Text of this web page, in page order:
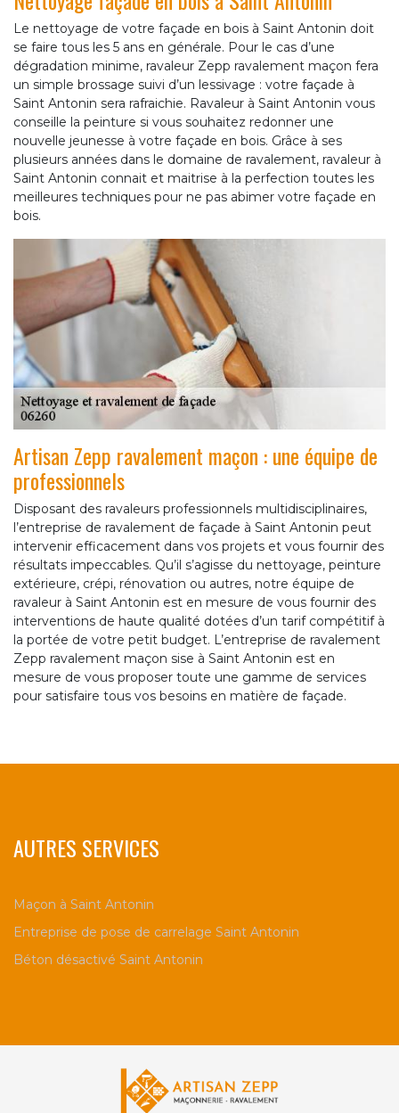
Le nettoyage de votre façade en bois à Saint Antonin doit
se faire tous les 5 ans en générale. Pour le cas d’une
dégradation minime, ravaleur Zepp ravalement maçon fera
un simple brossage suivi d’un lessivage : votre façade à
Saint Antonin sera rafraichie. Ravaleur à Saint Antonin vous
conseille la peinture si vous souhaitez redonner une
nouvelle jeunesse à votre façade en bois. Grâce à ses
plusieurs années dans le domaine de ravalement, ravaleur à
Saint Antonin connait et maitrise à la perfection toutes les
meilleures techniques pour ne pas abimer votre façade en
bois.
Artisan Zepp ravalement maçon : une équipe de
professionnels
Disposant des ravaleurs professionnels multidisciplinaires,
l’entreprise de ravalement de façade à Saint Antonin peut
intervenir efficacement dans vos projets et vous fournir des
résultats impeccables. Qu’il s’agisse du nettoyage, peinture
extérieure, crépi, rénovation ou autres, notre équipe de
ravaleur à Saint Antonin est en mesure de vous fournir des
interventions de haute qualité dotées d’un tarif compétitif à
la portée de votre petit budget. L’entreprise de ravalement
Zepp ravalement maçon sise à Saint Antonin est en
mesure de vous proposer toute une gamme de services
pour satisfaire tous vos besoins en matière de façade.
AUTRES SERVICES
Maçon à Saint Antonin
Entreprise de pose de carrelage Saint Antonin
Béton désactivé Saint Antonin